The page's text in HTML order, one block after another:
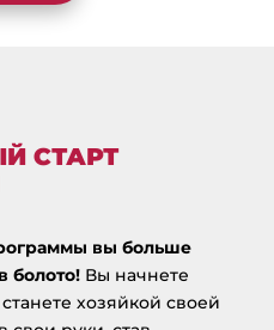
СТАРТ
вы больше
болото! Вы начнете
хозяйкой своей